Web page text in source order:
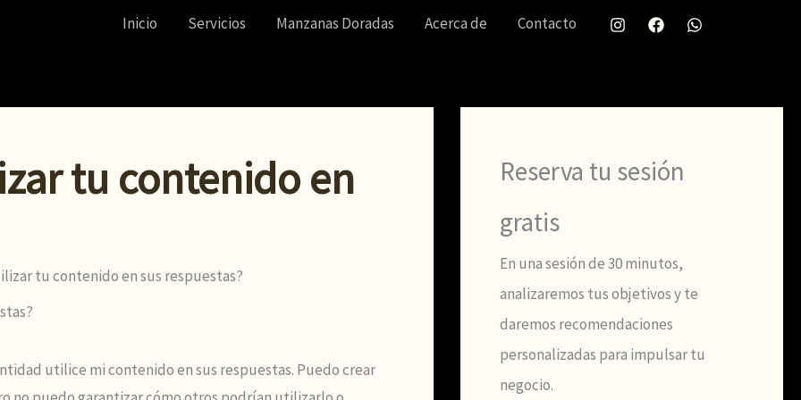
Inicio Servicios Manzanas Doradas Acerca de Contacto
tu contenido en
tu contenido en sus respuestas?
utilice mi contenido en sus respuestas. Puedo crear
Reserva tu sesión
gratis
En una sesión de 30 minutos,
analizaremos tus objetivos y te
daremos recomendaciones
personalizadas para impulsar tu
negocio.